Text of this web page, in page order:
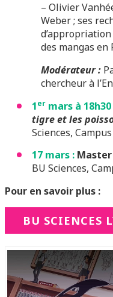
– Olivier
Weber ; ses
des mangas en
Modérateur :
chercheur à
1er mars à 18h30
tigre et les
Sciences,
17 mars :
BU Sciences,
Pour en savoir plus :
BU SCIENCES